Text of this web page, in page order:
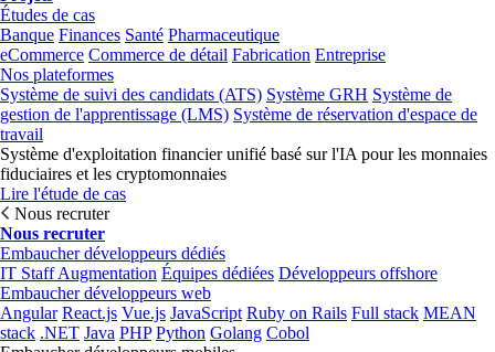
Études de cas
Banque Finances Santé Pharmaceutique
eCommerce Commerce de détail Fabrication Entreprise
Nos plateformes
Système de suivi des candidats (ATS) Système GRH Système de
gestion de l'apprentissage (LMS) Système de réservation d'espace de
travail
Système d'exploitation financier unifié basé sur l'IA pour les monnaies
fiduciaires et les cryptomonnaies
Lire l'étude de cas
Nous recruter
Nous recruter
Embaucher développeurs dédiés
IT Staff Augmentation Équipes dédiées Développeurs offshore
Embaucher développeurs web
Angular React.js Vue.js JavaScript Ruby on Rails Full stack MEAN
stack .NET Java PHP Python Golang Cobol